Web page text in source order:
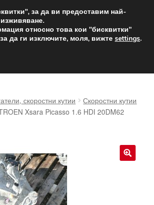
от 12 лв.
по целия свят
свят
скоростни кутии
Скоростни кутии
Xsara Picasso 1.6 HDI 20DM62
за да ви предоставим най-
относно това кои "бисквитки"
да ги изключите, моля, вижте settings.